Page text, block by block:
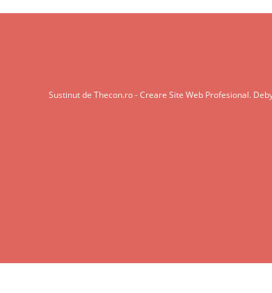
Sustinut de Thecon.ro -Creare Site Web Profesional.